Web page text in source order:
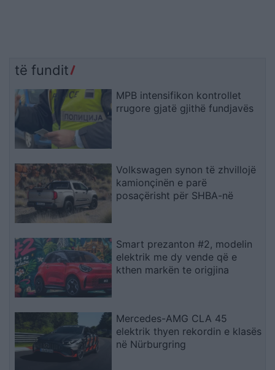
të fundit
MPB intensifikon kontrollet
rrugore gjatë gjithë fundjavës
Volkswagen synon të zhvillojë
kamionçinën e parë
posaçërisht për SHBA-në
Smart prezanton #2, modelin
elektrik me dy vende që e
kthen markën te origjina
Mercedes-AMG CLA 45
elektrik thyen rekordin e klasës
në Nürburgring